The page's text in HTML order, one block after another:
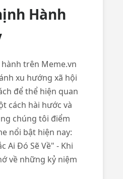
Hành
trên Meme.vn
xu hướng xã hội
để thể hiện quan
cách hài hước và
chúng tôi điểm
nổi bật hiện nay:
Ai Đó Sẽ Về" - Khi
về những kỷ niệm